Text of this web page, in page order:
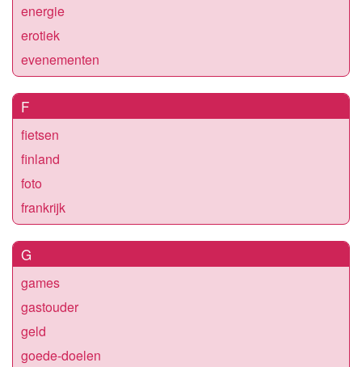
energie
erotiek
evenementen
F
fietsen
finland
foto
frankrijk
G
games
gastouder
geld
goede-doelen